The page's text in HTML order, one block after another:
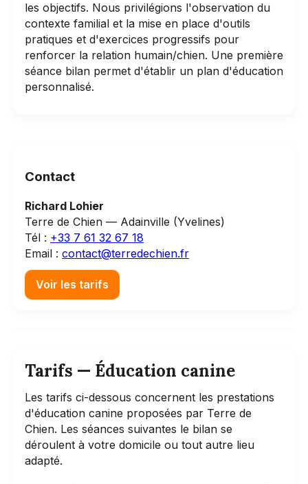
les objectifs. Nous privilégions l'observation du
contexte familial et la mise en place d'outils
pratiques et d'exercices progressifs pour
renforcer la relation humain/chien. Une première
séance bilan permet d'établir un plan d'éducation
personnalisé.
Contact
Richard Lohier
Terre de Chien — Adainville (Yvelines)
Tél : +33 7 61 32 67 18
Email : contact@terredechien.fr
Voir les tarifs
Tarifs — Éducation canine
Les tarifs ci-dessous concernent les prestations
d'éducation canine proposées par Terre de
Chien. Les séances suivantes le bilan se
déroulent à votre domicile ou tout autre lieu
adapté.